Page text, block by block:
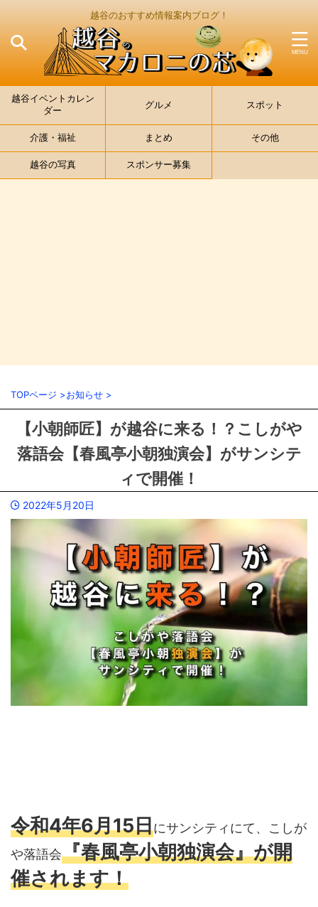
越谷のおすすめ情報案内ブログ！
越谷イベントカレン
ダー
グルメ スポット
介護・福祉 まとめ その他
越谷の写真 スポンサー募集
TOPページ >お知らせ >
【小朝師匠】が越谷に来る！？こしがや
落語会【春風亭小朝独演会】がサンシテ
ィで開催！
2022年5月20日
令和4年6月15日にサンシティにて、こしが
や落語会『春風亭小朝独演会』が開
催されます！